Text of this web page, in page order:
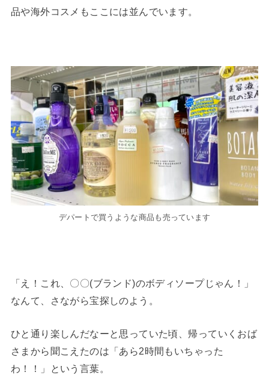
品や海外コスメもここには並んでいます。
デパートで買うような商品も売っています
「え！これ、〇〇(ブランド)のボディソープじゃん！」
なんて、さながら宝探しのよう。
ひと通り楽しんだなーと思っていた頃、帰っていくおば
さまから聞こえたのは「あら2時間もいちゃった
わ！！」という言葉。